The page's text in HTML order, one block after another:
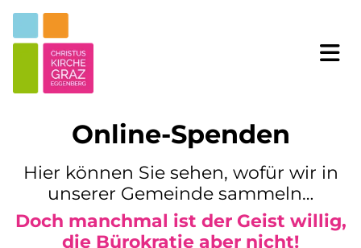
Online-Spenden
Hier können Sie sehen, wofür wir in
unserer Gemeinde sammeln…
Doch manchmal ist der Geist willig,
die Bürokratie aber nicht!